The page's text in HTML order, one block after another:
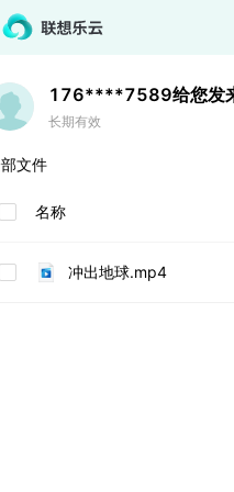
176****7589给您发
长期有效
文件
名称
冲出地球.mp4